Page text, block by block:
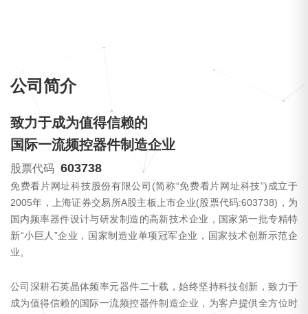
公司简介
致力于成为值得信赖的
国际一流频控器件制造企业
股票代码 603738
免费看片网址科技股份有限公司(简称“免费看片网址科技”)成立于
2005年，上海证券交易所A股主板上市企业(股票代码:603738)，为
国内频率器件设计与研发制造的高新技术企业，国家第一批专精特
新“小巨人”企业，国家制造业单项冠军企业，国家技术创新示范企
业。
公司深耕石英晶体频率元器件二十载，始终坚持科技创新，致力于
成为值得信赖的国际一流频控器件制造企业，为客户提供全方位时